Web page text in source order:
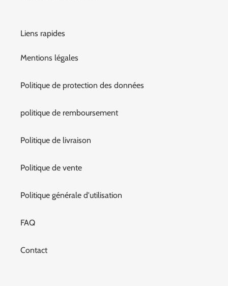
Liens rapides
Mentions légales
Politique de protection des données
politique de remboursement
Politique de livraison
Politique de vente
Politique générale d'utilisation
FAQ
Contact